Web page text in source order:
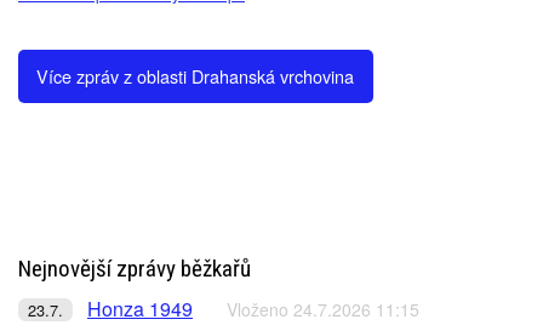
Více zpráv z oblasti Drahanská vrchovina
Nejnovější zprávy běžkařů
23.7. Honza 1949 Vloženo 24.7.2026 11:15